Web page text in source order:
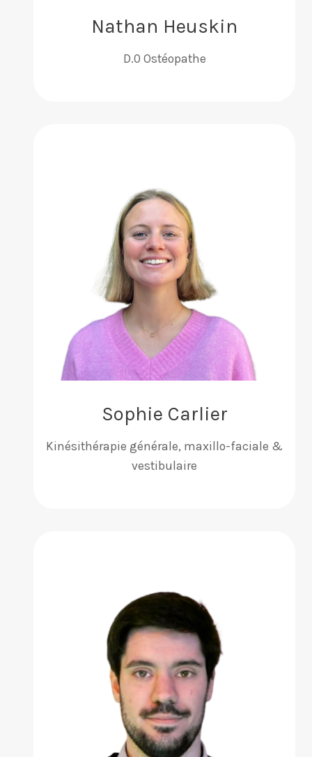
Nathan Heuskin
D.0 Ostéopathe
Sophie Carlier
Kinésithérapie générale, maxillo-faciale &
vestibulaire